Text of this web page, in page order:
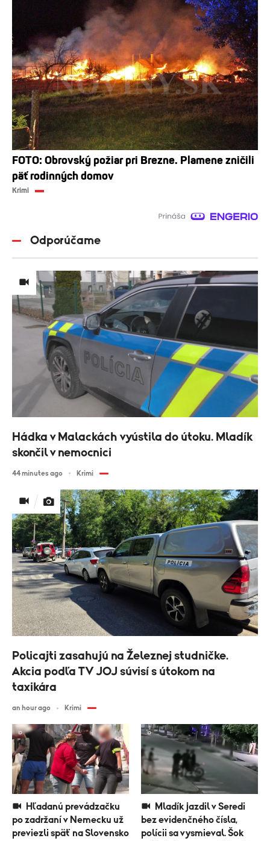
FOTO: Obrovský požiar pri Brezne. Plamene zničili
päť rodinných domov
Krimi
Odporúčame
Hádka v Malackách vyústila do útoku. Mladík
skončil v nemocnici
44 minutes ago Krimi
Policajti zasahujú na Železnej studničke.
Akcia podľa TV JOJ súvisí s útokom na
taxikára
an hour ago Krimi
po zadržaní v Nemecku už
previezli späť na Slovensko
bez evidenčného čísla,
polícii sa vysmieval. Šok